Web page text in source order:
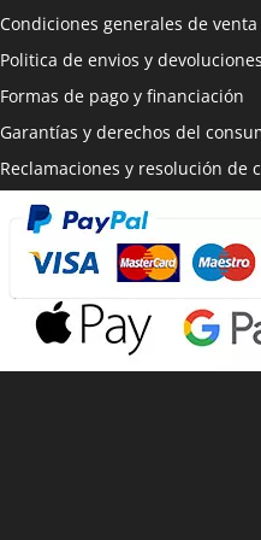
Condiciones generales de venta
Politica de envios y devoluciones
Formas de pago y financiación
Garantías y derechos del
Reclamaciones y resolución de